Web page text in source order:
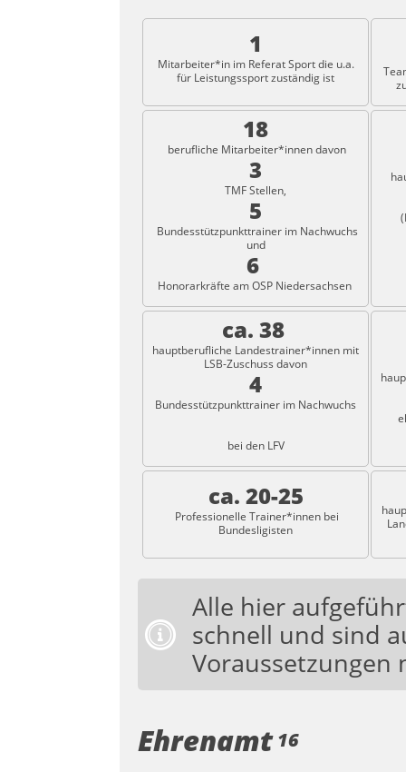
1
Mitarbeiter*in im Referat Sport die u.a.
für Leistungssport zuständig ist
18
berufliche Mitarbeiter*innen davon
3
TMF Stellen,
5
Bundesstützpunkttrainer im Nachwuchs
und
6
Honorarkräfte am OSP Niedersachsen
ca. 38
hauptberufliche Landestrainer*innen mit
LSB-Zuschuss davon
4
Bundesstützpunkttrainer im Nachwuchs
bei den LFV
ca. 20-25
Professionelle Trainer*innen bei
Bundesligisten
Alle hier
schnell und sind
Voraussetzungen
Ehrenamt16